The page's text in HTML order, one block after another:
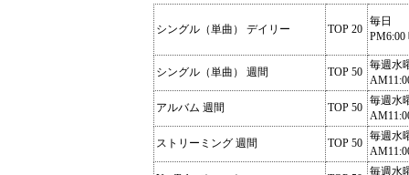
シングル（単曲） デイリー TOP 20
毎日
PM6:00
シングル（単曲） 週間 TOP 50
毎週水
アルバム 週間 TOP 50
毎週水
ストリーミング 週間 TOP 50
毎週水
毎週水